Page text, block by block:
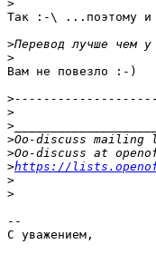
>
Так :-\ ...поэтому и
>
>
Вам не повезло :-)
>
>
>
>
>
>https://
>
>
--
С уважением,